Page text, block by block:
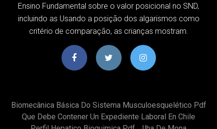
Ensino Fundamental sobre o valor posicional no SND,
incluindo as Usando a posição dos algarismos como
critério de comparação, as crianças mostram.
Biomecânica Básica Do Sistema Musculoesquelético Pdf
Que Debe Contener Un Expediente Laboral En Chile